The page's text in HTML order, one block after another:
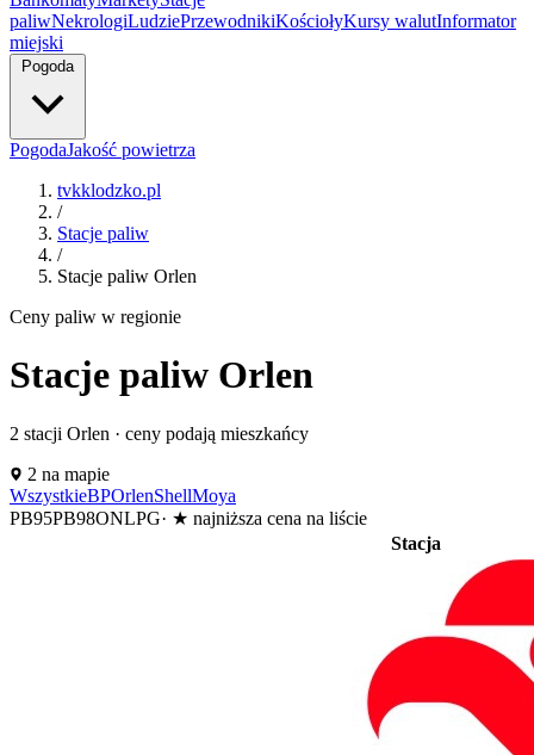
paliwNekrologiLudziePrzewodnikiKościołyKursy walutInformator
miejski
Pogoda
PogodaJakość powietrza
tvkklodzko.pl
/
Stacje paliw
/
Stacje paliw Orlen
Ceny paliw w regionie
Stacje paliw Orlen
2 stacji Orlen · ceny podają mieszkańcy
+
−
2 na mapie
WszystkieBPOrlenShellMoya
PB95PB98ONLPG· ★ najniższa cena na liście
Stacja